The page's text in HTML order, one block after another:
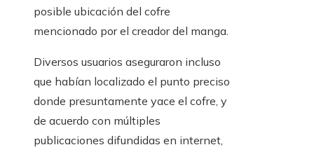
posible ubicación del cofre
mencionado por el creador del manga.
Diversos usuarios aseguraron incluso
que habían localizado el punto preciso
donde presuntamente yace el cofre, y
de acuerdo con múltiples
publicaciones difundidas en internet,